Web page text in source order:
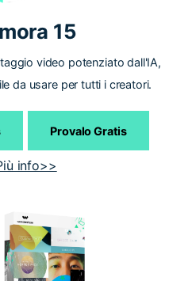
15
video potenziato dall'IA,
da usare per tutti i creatori.
Provalo Gratis
info>>